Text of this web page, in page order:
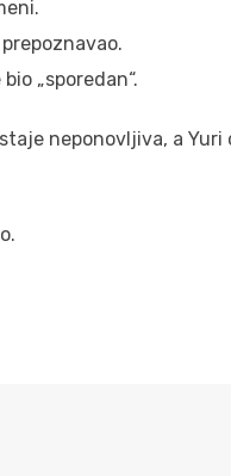
„sporedan“.
neponovljiva, a Yuri